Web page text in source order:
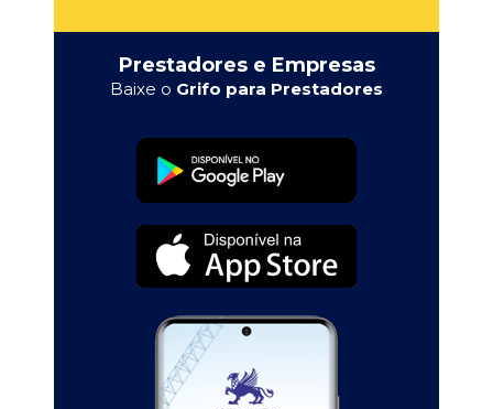
Prestadores e Empresas
Baixe o Grifo para Prestadores